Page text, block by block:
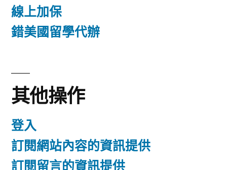
線上加保
錯美國留學代辦
其他操作
登入
訂閱網站內容的資訊提供
訂閱留言的資訊提供